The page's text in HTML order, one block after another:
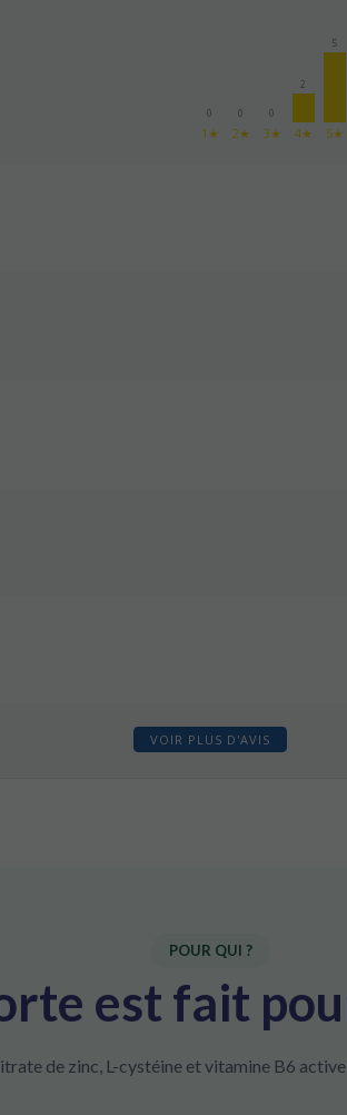
0
1★
0
2★
0
3★
2
4★
5
5★
VOIR PLUS D'AVIS
POUR QUI ?
est fait
de zinc, L-cystéine et vitamine B6